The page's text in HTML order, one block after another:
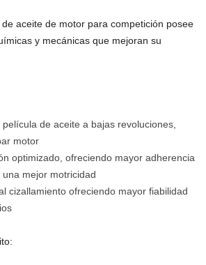
aceite de motor para competición posee
y mecánicas que mejoran su
de aceite a bajas revoluciones,
motor
optimizado, ofreciendo mayor adherencia
mejor motricidad
cizallamiento ofreciendo mayor fiabilidad